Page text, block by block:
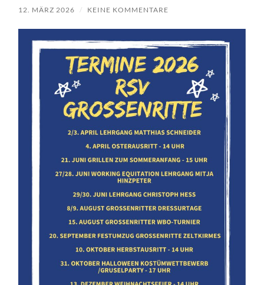
12. MÄRZ 2026 / KEINE KOMMENTARE